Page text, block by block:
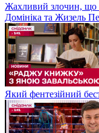
Жахливий злочин, що
Домініка та Жизель
Який фентезійний